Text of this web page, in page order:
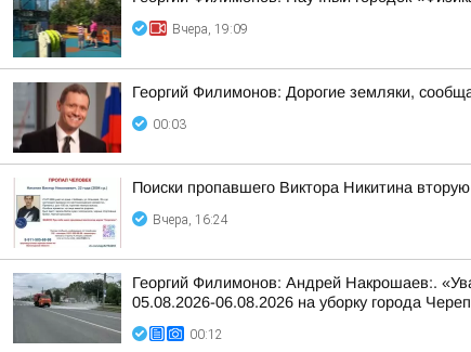
Вчера, 19:09
Георгий Филимонов: Дорогие земляки,
00:03
Поиски пропавшего Виктора Никитина
Вчера, 16:24
Георгий Филимонов: Андрей Накрошаев:.
05.08.2026-06.08.2026 на уборку города
00:12